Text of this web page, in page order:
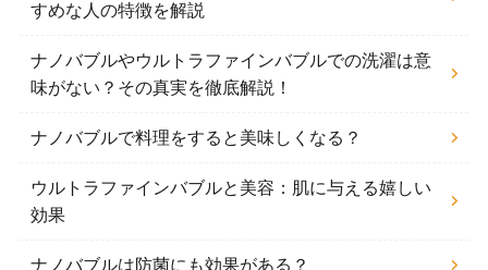
すめな人の特徴を解説
ナノバブルやウルトラファインバブルでの洗濯は意
味がない？その真実を徹底解説！
ナノバブルで料理をすると美味しくなる？
ウルトラファインバブルと美容：肌に与える嬉しい
効果
ナノバブルは防菌にも効果がある？